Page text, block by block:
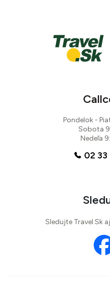
Pondelok -
Sobota
Nedeľa
02
Sledujte Travel.Sk